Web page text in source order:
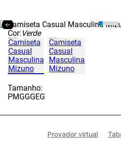
Cor: Verde
Tamanho:
PMGGGEG
Provador virtual